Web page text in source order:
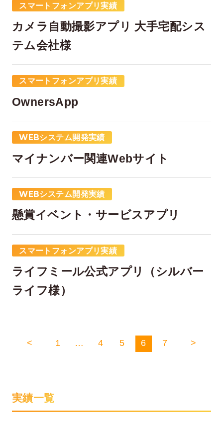
スマートフォンアプリ実績
カメラ自動撮影アプリ 大手宅配シス
テム会社様
スマートフォンアプリ実績
OwnersApp
WEBシステム開発実績
マイナンバー関連Webサイト
WEBシステム開発実績
懸賞イベント・サービスアプリ
スマートフォンアプリ実績
ライフミール公式アプリ（シルバー
ライフ様）
< 1 … 4 5 6 7 >
実績一覧